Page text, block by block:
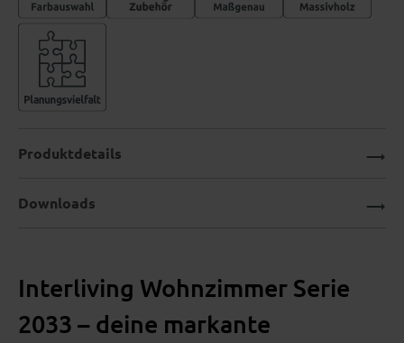
Interliving Wohnzimmer Serie
2033 – deine markante
Produktdetails
Downloads